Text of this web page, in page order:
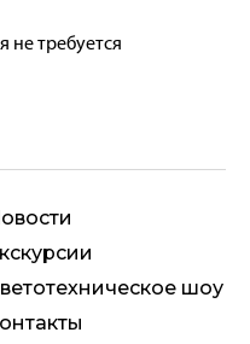
не требуется
шоу